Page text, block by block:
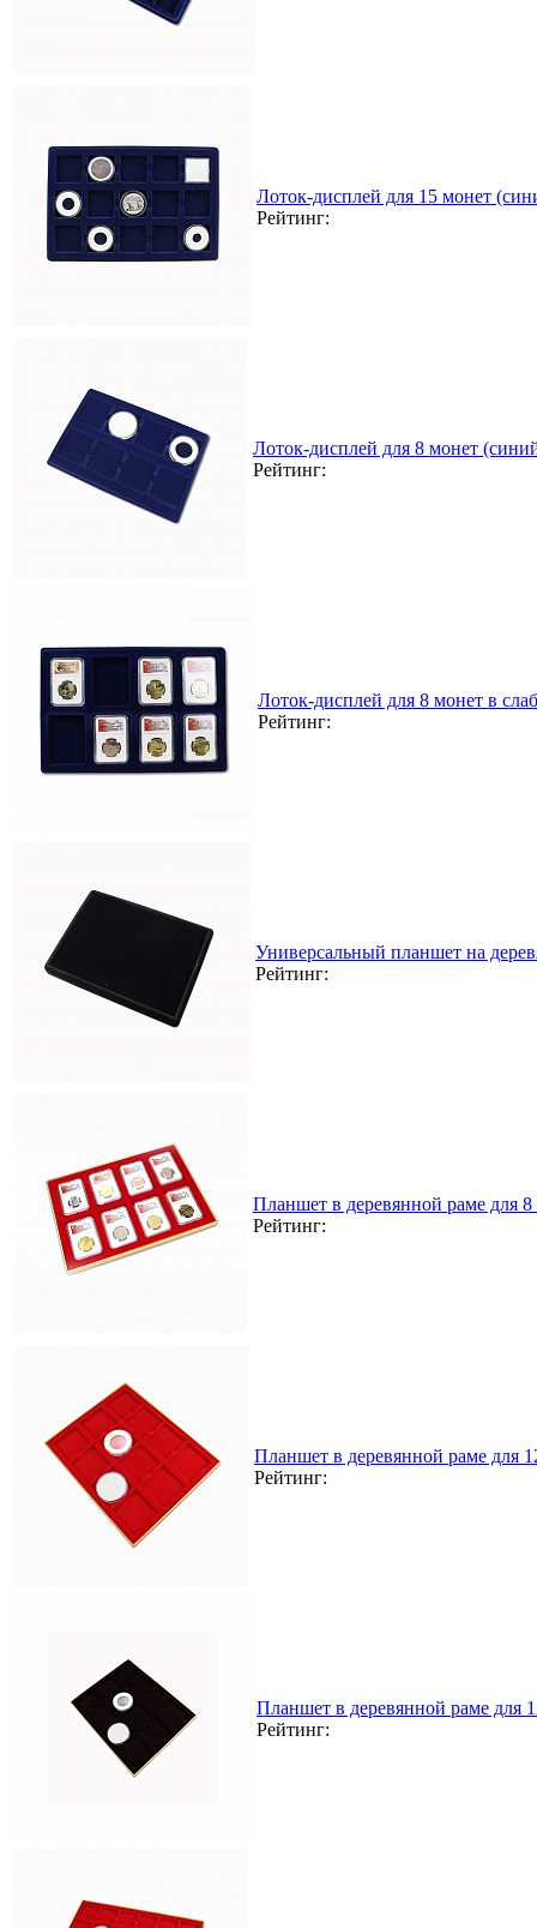
Лоток-дисплей для 15 монет
Рейтинг:
Лоток-дисплей для 8 монет
Рейтинг:
Лоток-дисплей для 8 монет в
Рейтинг:
Универсальный планшет на
Рейтинг:
Планшет в деревянной раме для
Рейтинг:
Планшет в деревянной раме
Рейтинг:
Планшет в деревянной раме
Рейтинг: